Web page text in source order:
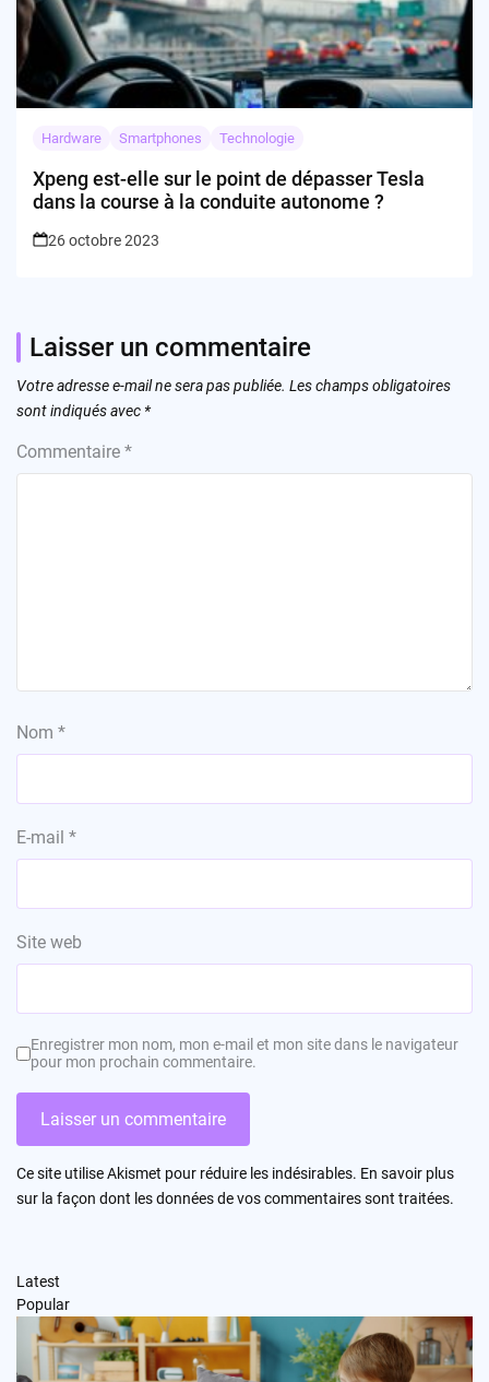
Hardware Smartphones Technologie
Xpeng est-elle sur le point de dépasser Tesla
dans la course à la conduite autonome ?
26 octobre 2023
Laisser un commentaire
Votre adresse e-mail ne sera pas publiée. Les champs obligatoires
sont indiqués avec *
Commentaire *
Nom *
E-mail *
Site web
Enregistrer mon nom, mon e-mail et mon site dans le navigateur
pour mon prochain commentaire.
Ce site utilise Akismet pour réduire les indésirables. En savoir plus
sur la façon dont les données de vos commentaires sont traitées.
Latest
Popular